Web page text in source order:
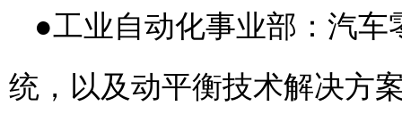
●工业自动化事业部：汽
统，以及动平衡技术解决方